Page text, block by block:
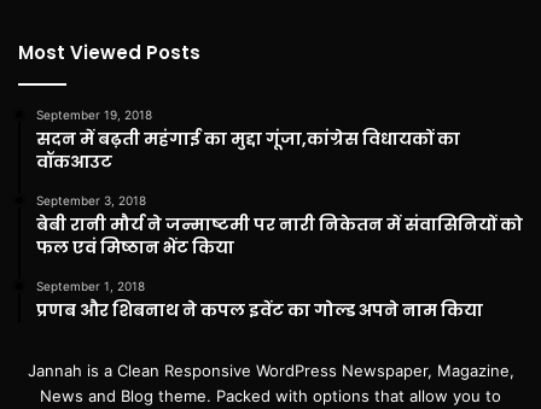
Most Viewed Posts
September 19, 2018
सदन में बढ़ती महंगाई का मुद्दा गूंजा,कांग्रेस विधायकों का
वॉकआउट
September 3, 2018
बेबी रानी मौर्य ने जन्माष्टमी पर नारी निकेतन में संवासिनियों को
फल एवं मिष्ठान भेंट किया
September 1, 2018
प्रणब और शिबनाथ ने कपल इवेंट का गोल्ड अपने नाम किया
Jannah is a Clean Responsive WordPress Newspaper, Magazine,
News and Blog theme. Packed with options that allow you to